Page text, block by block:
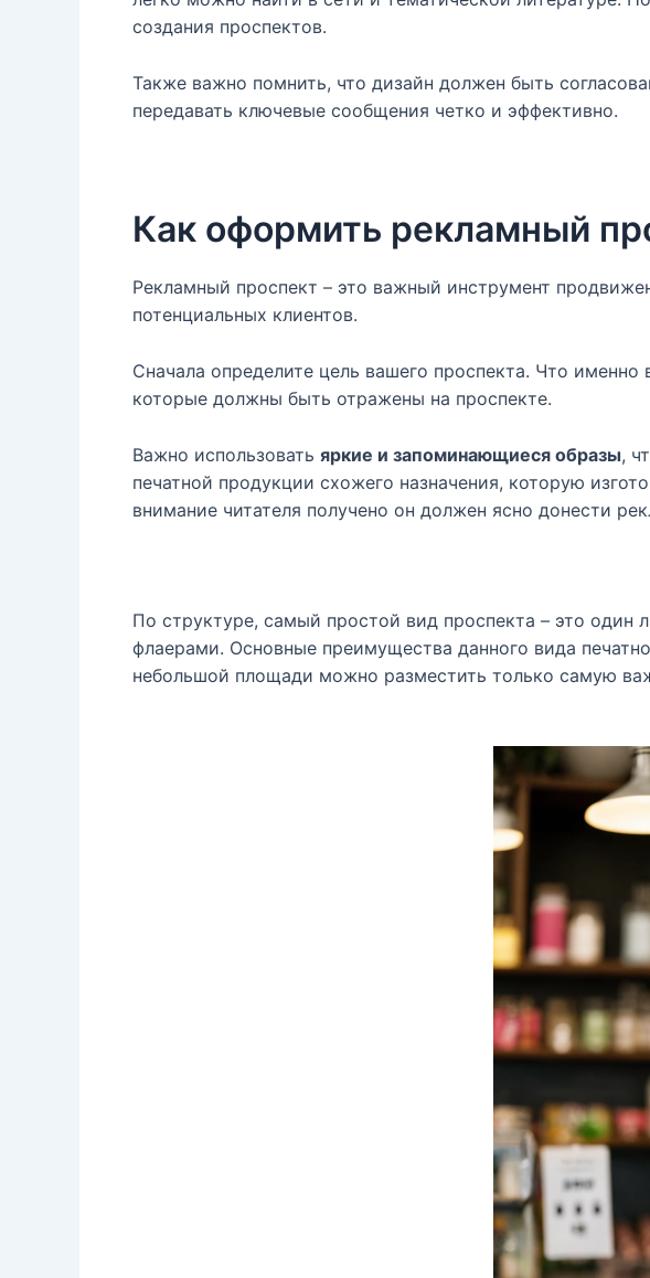
создания проспектов.
Также важно помнить, что дизайн должен быть
передавать ключевые сообщения четко и эффективно.
Как оформить рекламный
Рекламный проспект – это важный инструмент
потенциальных клиентов.
Сначала определите цель вашего проспекта. Что
которые должны быть отражены на проспекте.
Важно использовать яркие и запоминающиеся образы,
печатной продукции схожего назначения, которую
внимание читателя получено он должен ясно донести
По структуре, самый простой вид проспекта – это один
флаерами. Основные преимущества данного вида
небольшой площади можно разместить только самую